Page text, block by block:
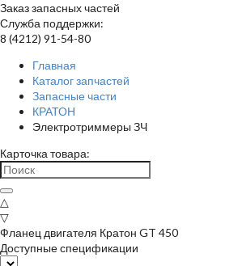
Заказ запасных частей
Служба поддержки:
8 (4212) 91-54-80
Главная
Каталог запчастей
Запасные части
КРАТОН
Электротриммеры ЗЧ
Карточка товара:
△
▽
Фланец двигателя Кратон GT 450
Доступные спецификации